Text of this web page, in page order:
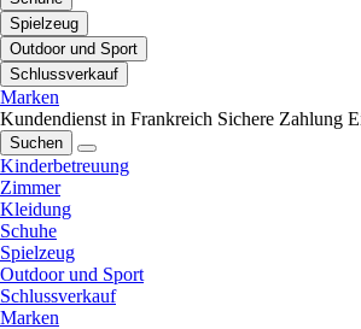
Spielzeug
Outdoor und Sport
Schlussverkauf
Marken
Kundendienst in Frankreich Sichere Zahlung
Suchen
Kinderbetreuung
Zimmer
Kleidung
Schuhe
Spielzeug
Outdoor und Sport
Schlussverkauf
Marken